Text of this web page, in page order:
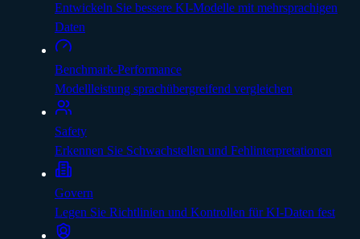
Entwickeln Sie bessere KI-Modelle mit mehrsprachigen
Daten
Benchmark-Performance
Modellleistung sprachübergreifend vergleichen
Safety
Erkennen Sie Schwachstellen und Fehlinterpretationen
Govern
Legen Sie Richtlinien und Kontrollen für KI-Daten fest